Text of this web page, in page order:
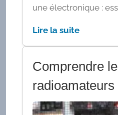
une électronique :
Lire la suite
Comprendre
radioamateurs